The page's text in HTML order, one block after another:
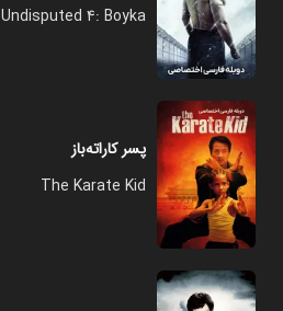
Undisputed 4: Boyka
پسر کاراته‌باز
The Karate Kid